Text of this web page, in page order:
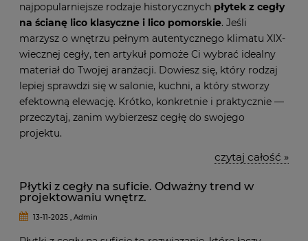
najpopularniejsze rodzaje historycznych płytek z cegły
na ścianę lico klasyczne i lico pomorskie. Jeśli
marzysz o wnętrzu pełnym autentycznego klimatu XIX-
wiecznej cegły, ten artykuł pomoże Ci wybrać idealny
materiał do Twojej aranżacji. Dowiesz się, który rodzaj
lepiej sprawdzi się w salonie, kuchni, a który stworzy
efektowną elewację. Krótko, konkretnie i praktycznie —
przeczytaj, zanim wybierzesz cegłę do swojego
projektu.
czytaj całość »
Płytki z cegły na suficie. Odważny trend w
projektowaniu wnętrz.
13-11-2025 , Admin